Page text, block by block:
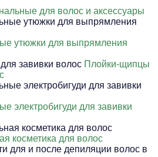
для волос и аксессуары
утюжки для выпрямления
Плойки-щипцы
электробигуди для завивки
косметика для волос